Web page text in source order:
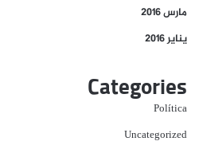
مارس 2016
يناير 2016
Categories
Política
Uncategorized